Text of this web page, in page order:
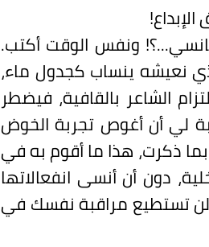
ونفس الوقت أكتب.
نعيشه ينساب كجدول ماء،
الشاعر بالقافية، فيضطر
لي أن أغوص تجربة الخوض
ذكرت، هذا ما أقوم به في
دون أن أنسى انفعالاتها
لن تستطيع مراقبة نفسك في